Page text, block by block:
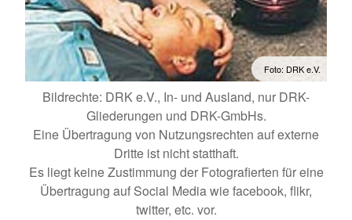
Foto: DRK e.V.
Bildrechte: DRK e.V., In- und Ausland, nur DRK-
Gliederungen und DRK-GmbHs.
Eine Übertragung von Nutzungsrechten auf externe
Dritte ist nicht statthaft.
Es liegt keine Zustimmung der Fotografierten für eine
Übertragung auf Social Media wie facebook, flikr,
twitter, etc. vor.